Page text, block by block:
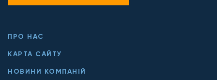
ПРО НАС
КАРТА САЙТУ
НОВИНИ КОМПАНІЙ